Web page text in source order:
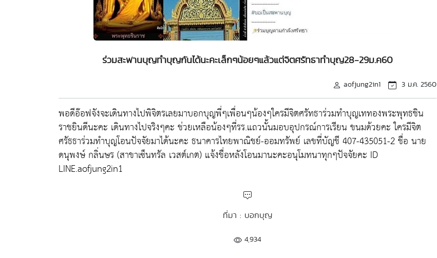
ร่วมสะพานบุญทำบุญกันได้นะคะเล็กๆน้อยๆแล้วแต่จิตศรัทธาทำบุญ28-29ม.ค60
aofjung2in1 3 ม.ค. 2560
พอดีอ๊อฟจังจะเดินทางไปพิจิตรเลยมาบอกบุญพี่ๆเพื่อนๆน้องๆใครมีจิตศรัทธาร่วมทำบุญเททองพระพุทธชิน
ราชยินดีนะคะ เดินทางไปจริงๆคะ ช่วยเหลือน้องๆที่รร.แถวนั้นมอบอุปกรณ์การเรียน ขนมด้วยคะ ใครมีจิต
ศรัธธาร่วมทำบุญโอนปัจจัยมาได้นะคะ ธนาคารไทยพาณิชย์-ออมทรัพย์ เลขที่บัญชี 407-435051-2 ชื่อ นาย
ดนุพงษ์ กลิ่นษร (สาขาเซ็นทรัล เวสต์เกต) แจ้งชื่อหลังโอนมานะคะอนุโมทนาทุกๆปัจจัยคะ ID
LINE.aofjung2in1
ที่มา : บอกบุญ
4,934